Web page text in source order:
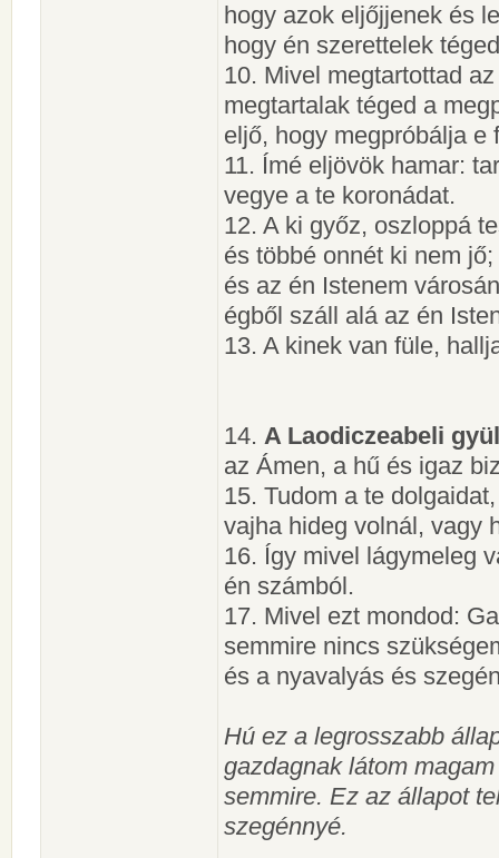
hogy azok eljőjjenek és
hogy én szerettelek
10. Mivel megtartottad
megtartalak téged a
eljő, hogy megpróbálja e
11. Ímé eljövök hamar:
vegye a te koronádat.
12. A ki győz, oszloppá
és többé onnét ki nem
és az én Istenem
égből száll alá az én
13. A kinek van füle,
14. A Laodiczeabeli
az Ámen, a hű és igaz
15. Tudom a te
vajha hideg volnál, vagy
16. Így mivel lágymeleg
én számból.
17. Mivel ezt mondod:
semmire nincs
és a nyavalyás és
Hú ez a legrosszabb
gazdagnak látom
semmire. Ez az állapot
szegénnyé.